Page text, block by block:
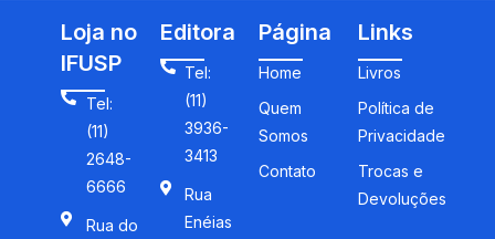
Loja no
IFUSP
Tel:
(11)
2648-
6666
Rua do
Editora
Tel:
(11)
3936-
3413
Rua
Enéias
Página
Home
Quem
Somos
Contato
Links
Livros
Política de
Privacidade
Trocas e
Devoluções